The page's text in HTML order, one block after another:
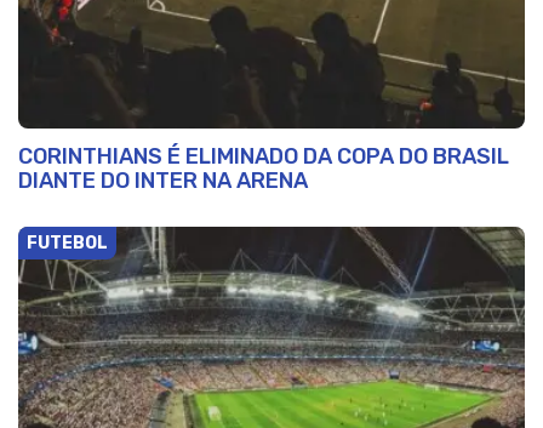
CORINTHIANS É ELIMINADO DA COPA DO BRASIL
DIANTE DO INTER NA ARENA
FUTEBOL